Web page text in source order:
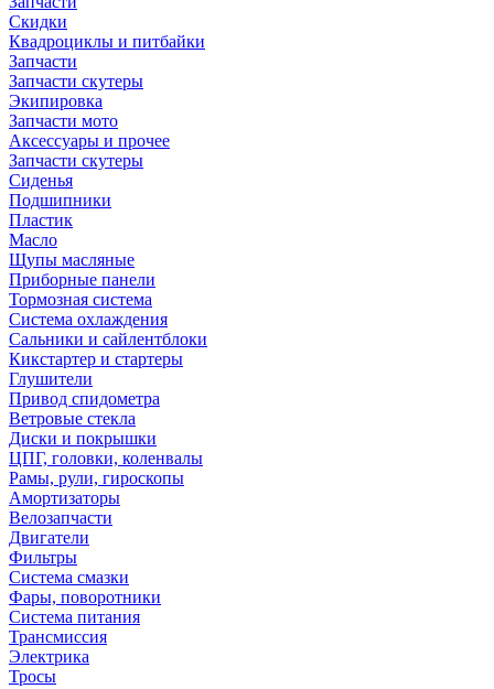
Скидки
Квадроциклы и питбайки
Запчасти
Запчасти скутеры
Экипировка
Запчасти мото
Аксессуары и прочее
Запчасти скутеры
Сиденья
Подшипники
Пластик
Масло
Щупы масляные
Приборные панели
Тормозная система
Система охлаждения
Сальники и сайлентблоки
Кикстартер и стартеры
Глушители
Привод спидометра
Ветровые стекла
Диски и покрышки
ЦПГ, головки, коленвалы
Рамы, рули, гироскопы
Амортизаторы
Велозапчасти
Двигатели
Фильтры
Система смазки
Фары, поворотники
Система питания
Трансмиссия
Электрика
Тросы